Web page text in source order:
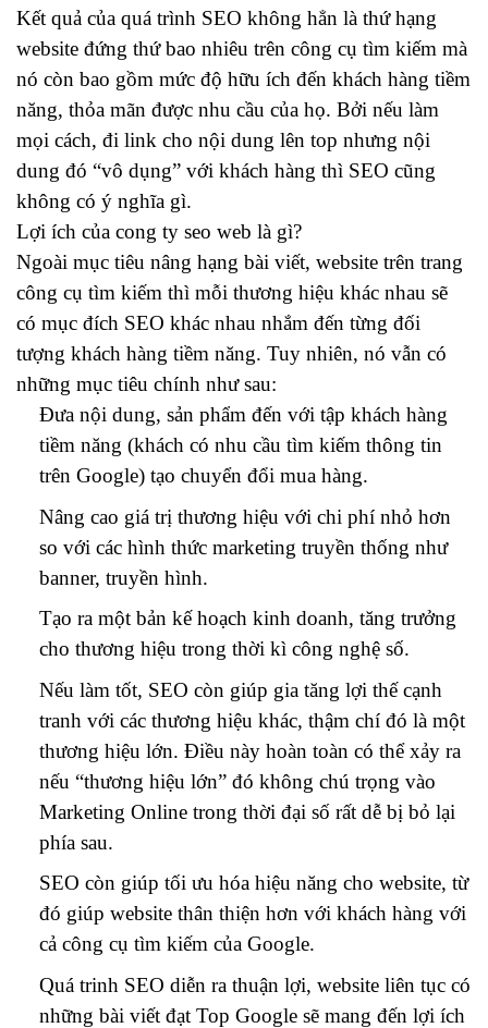
Kết quả của quá trình SEO không hẳn là thứ hạng
website đứng thứ bao nhiêu trên công cụ tìm kiếm mà
nó còn bao gồm mức độ hữu ích đến khách hàng tiềm
năng, thỏa mãn được nhu cầu của họ. Bởi nếu làm
mọi cách, đi link cho nội dung lên top nhưng nội
dung đó “vô dụng” với khách hàng thì SEO cũng
không có ý nghĩa gì.
Lợi ích của cong ty seo web là gì?
Ngoài mục tiêu nâng hạng bài viết, website trên trang
công cụ tìm kiếm thì mỗi thương hiệu khác nhau sẽ
có mục đích SEO khác nhau nhắm đến từng đối
tượng khách hàng tiềm năng. Tuy nhiên, nó vẫn có
những mục tiêu chính như sau:
Đưa nội dung, sản phẩm đến với tập khách hàng
tiềm năng (khách có nhu cầu tìm kiếm thông tin
trên Google) tạo chuyển đổi mua hàng.
Nâng cao giá trị thương hiệu với chi phí nhỏ hơn
so với các hình thức marketing truyền thống như
banner, truyền hình.
Tạo ra một bản kế hoạch kinh doanh, tăng trưởng
cho thương hiệu trong thời kì công nghệ số.
Nếu làm tốt, SEO còn giúp gia tăng lợi thế cạnh
tranh với các thương hiệu khác, thậm chí đó là một
thương hiệu lớn. Điều này hoàn toàn có thể xảy ra
nếu “thương hiệu lớn” đó không chú trọng vào
Marketing Online trong thời đại số rất dễ bị bỏ lại
phía sau.
SEO còn giúp tối ưu hóa hiệu năng cho website, từ
đó giúp website thân thiện hơn với khách hàng với
cả công cụ tìm kiếm của Google.
Quá trinh SEO diễn ra thuận lợi, website liên tục có
những bài viết đạt Top Google sẽ mang đến lợi ích